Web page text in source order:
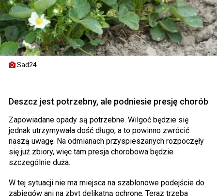
Sad24
Deszcz jest potrzebny, ale podniesie presję chorób
Zapowiadane opady są potrzebne. Wilgoć będzie się
jednak utrzymywała dość długo, a to powinno zwrócić
naszą uwagę. Na odmianach przyspieszanych rozpoczęły
się już zbiory, więc tam presja chorobowa będzie
szczególnie duża.
W tej sytuacji nie ma miejsca na szablonowe podejście do
zabiegów ani na zbyt delikatną ochronę. Teraz trzeba